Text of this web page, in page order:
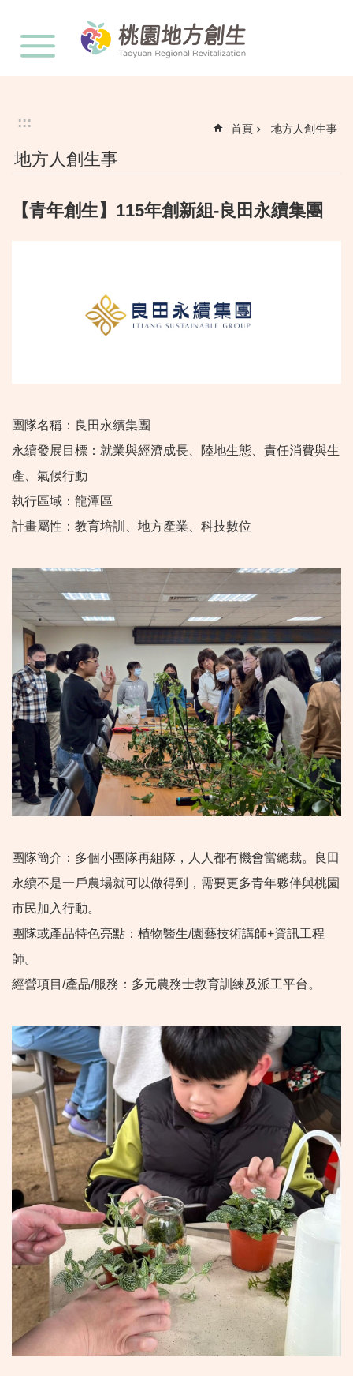
::: 首頁 地方人創生事
地方人創生事
【青年創生】115年創新組-良田永續集團
團隊名稱：良田永續集團
永續發展目標：就業與經濟成長、陸地生態、責任消費與生
產、氣候行動
執行區域：龍潭區
計畫屬性：教育培訓、地方產業、科技數位
團隊簡介：多個小團隊再組隊，人人都有機會當總裁。良田
永續不是一戶農場就可以做得到，需要更多青年夥伴與桃園
市民加入行動。
團隊或產品特色亮點：植物醫生/園藝技術講師+資訊工程
師。
經營項目/產品/服務：多元農務士教育訓練及派工平台。